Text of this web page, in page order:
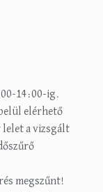
14:00-ig.
elérhető
lelet a vizsgált
megszűnt!